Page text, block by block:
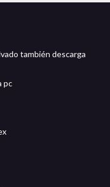
también descarga
pc